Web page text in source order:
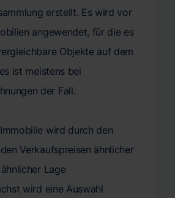
erstellt. Es wird vor
angewendet, für die es
Objekte auf dem
ist meistens bei
der Fall.
wird durch den
Verkaufspreisen ähnlicher
Lage
wird eine Auswahl